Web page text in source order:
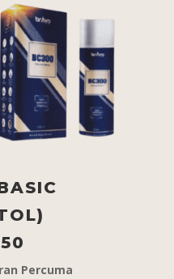
Percuma